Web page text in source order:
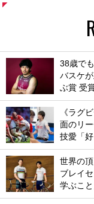
38歳で
バスケ
ぶ賞 受
《ラグ
面のリ
技愛「
世界の
ブレイ
学ぶこ